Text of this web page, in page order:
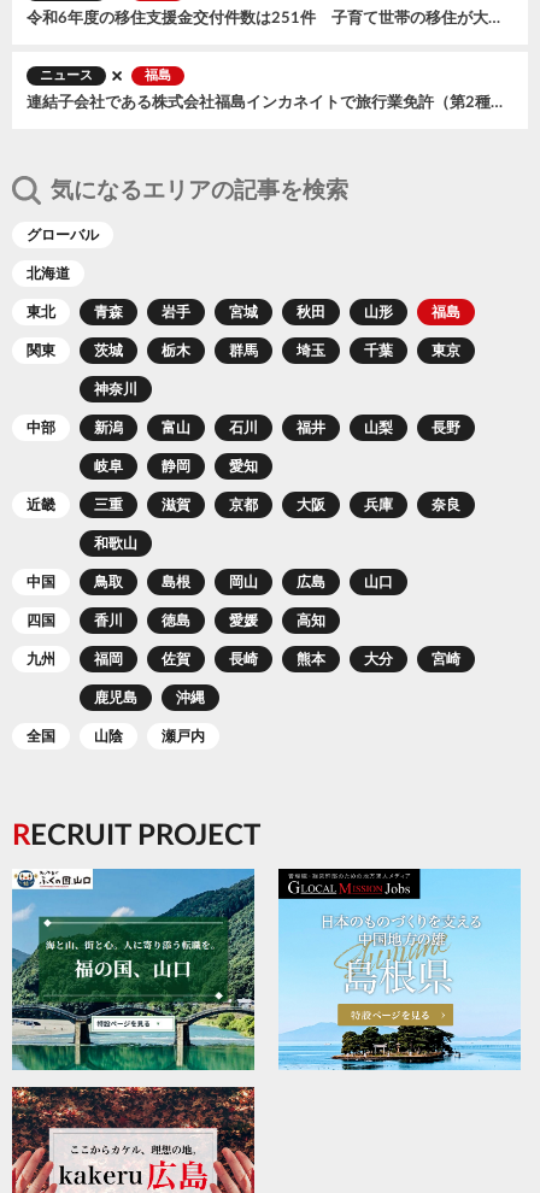
令和6年度の移住支援金交付件数は251件 子育て世帯の移住が大幅増加
ニュース 福島
連結子会社である株式会社福島インカネイトで旅行業免許（第2種旅行業）取得のお知らせ
気になるエリアの記事を検索
グローバル
北海道
東北 青森 岩手 宮城 秋田 山形 福島
関東 茨城 栃木 群馬 埼玉 千葉 東京
神奈川
中部 新潟 富山 石川 福井 山梨 長野
岐阜 静岡 愛知
近畿 三重 滋賀 京都 大阪 兵庫 奈良
和歌山
中国 鳥取 島根 岡山 広島 山口
四国 香川 徳島 愛媛 高知
九州 福岡 佐賀 長崎 熊本 大分 宮崎
鹿児島 沖縄
全国 山陰 瀬戸内
RECRUIT PROJECT